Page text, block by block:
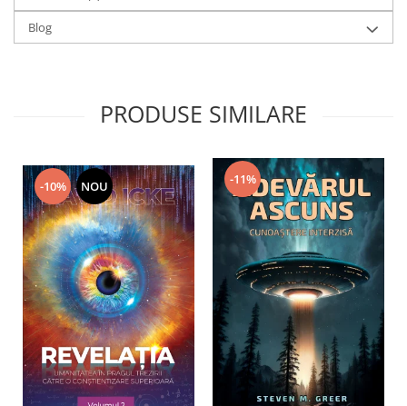
Blog
PRODUSE SIMILARE
-10% NOU -11%